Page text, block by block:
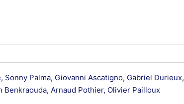
Palma, Giovanni Ascatigno, Gabriel Durieux,
Benkraouda, Arnaud Pothier, Olivier Pailloux